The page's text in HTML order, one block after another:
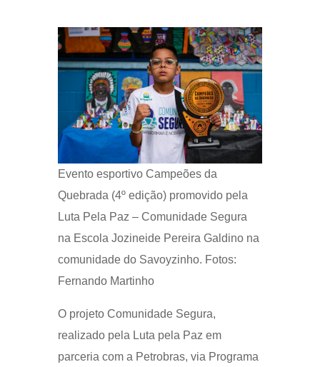
Evento esportivo Campeões da
Quebrada (4º edição) promovido pela
Luta Pela Paz – Comunidade Segura
na Escola Jozineide Pereira Galdino na
comunidade do Savoyzinho. Fotos:
Fernando Martinho
O projeto Comunidade Segura,
realizado pela Luta pela Paz em
parceria com a Petrobras, via Programa